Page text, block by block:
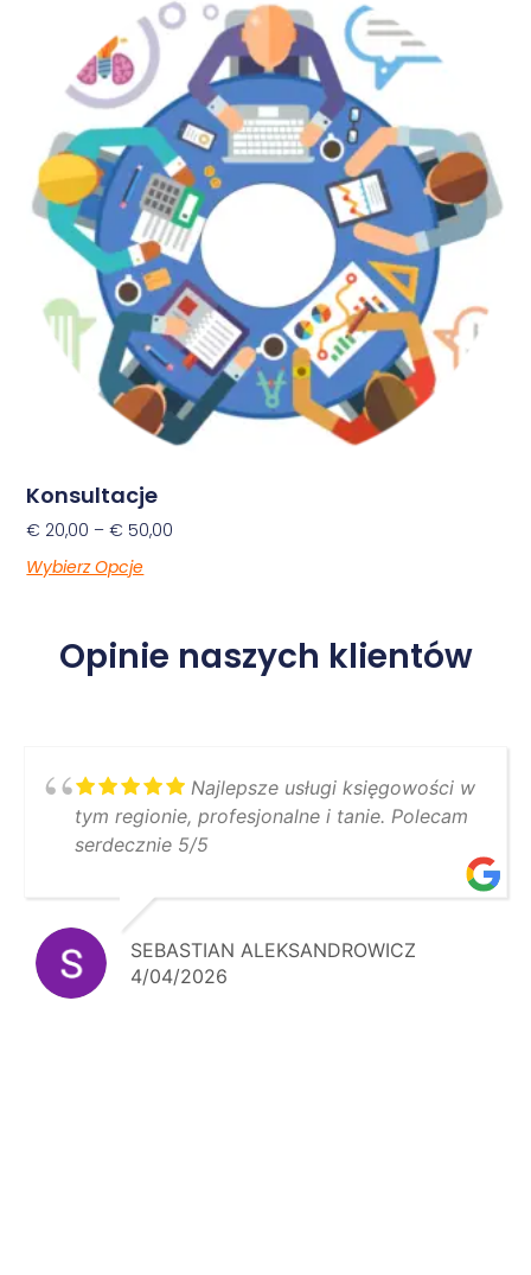
Konsultacje
€ 20,00 – € 50,00
Wybierz Opcje
Opinie naszych klientów
Najlepsze usługi księgowości w
tym regionie, profesjonalne i tanie. Polecam
serdecznie 5/5
SEBASTIAN ALEKSANDROWICZ
4/04/2026